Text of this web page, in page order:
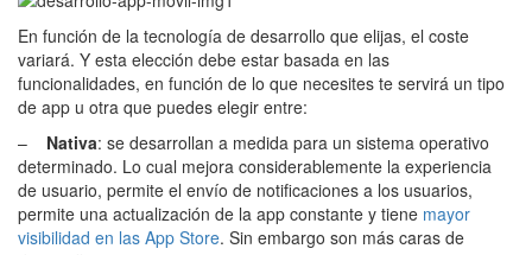
En función de la tecnología de desarrollo que elijas, el coste
variará. Y esta elección debe estar basada en las
funcionalidades, en función de lo que necesites te servirá un tipo
de app u otra que puedes elegir entre:
–
Nativa: se desarrollan a medida para un sistema operativo
determinado. Lo cual mejora considerablemente la experiencia
de usuario, permite el envío de notificaciones a los usuarios,
permite una actualización de la app constante y tiene mayor
visibilidad en las App Store. Sin embargo son más caras de